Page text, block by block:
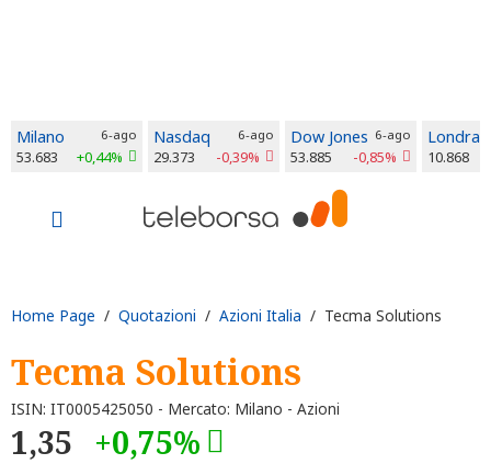
Milano 6-ago
53.683 +0,44%
Nasdaq 6-ago
29.373 -0,39%
Dow Jones 6-ago
53.885 -0,85%
Londra
10.868
Home Page / Quotazioni / Azioni Italia / Tecma Solutions
Tecma Solutions
ISIN: IT0005425050 - Mercato: Milano - Azioni
1,35 +0,75%